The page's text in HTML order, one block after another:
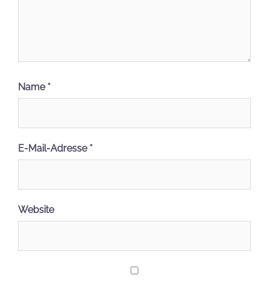
Name *
E-Mail-Adresse *
Website